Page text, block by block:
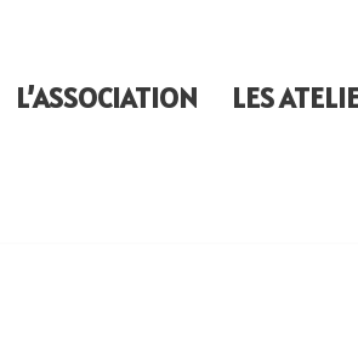
L’ASSOCIATION
LES